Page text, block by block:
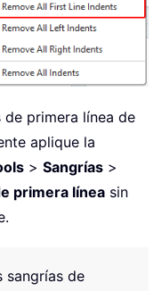
de primera línea de
aplique la
> Sangrías >
primera línea sin
sangrías de